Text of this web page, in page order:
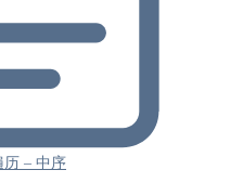
历 – 中序